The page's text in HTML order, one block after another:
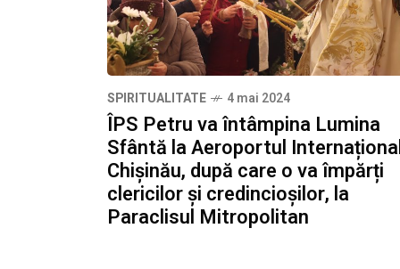
SPIRITUALITATE 4 mai 2024
ÎPS Petru va întâmpina Lumina
Sfântă la Aeroportul
Chișinău, după care o va împărți
clericilor și credincioșilor, la
Paraclisul Mitropolitan